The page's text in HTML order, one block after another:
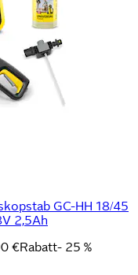
GC-HH 18/45
2,5Ah
€Rabatt- 25 %